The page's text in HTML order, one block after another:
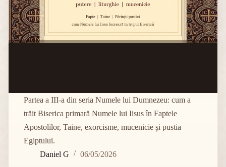
Partea a III-a din seria Numele lui Dumnezeu: cum a
trăit Biserica primară Numele lui Iisus în Faptele
Apostolilor, Taine, exorcisme, mucenicie și pustia
Egiptului.
Daniel G
06/05/2026